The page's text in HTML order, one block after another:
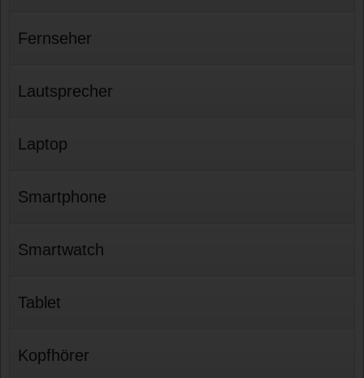
Fernseher
Lautsprecher
Laptop
Smartphone
Smartwatch
Tablet
Kopfhörer